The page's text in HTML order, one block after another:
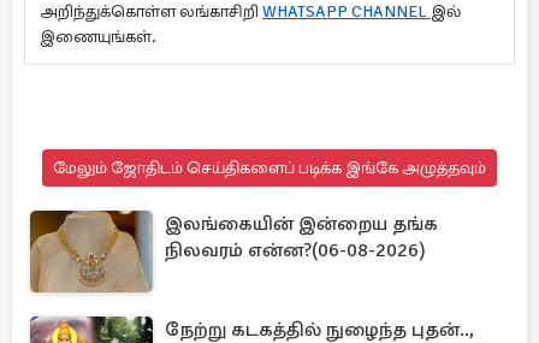
அறிந்துக்கொள்ள லங்காசிறி WHATSAPP CHANNEL இல்
இணையுங்கள்.
மேலும் ஜோதிடம் செய்திகளைப் படிக்க இங்கே அழுத்தவும்
இலங்கையின் இன்றைய தங்க
நிலவரம் என்ன?(06-08-2026)
நேற்று கடகத்தில் நுழைந்த புதன்..,